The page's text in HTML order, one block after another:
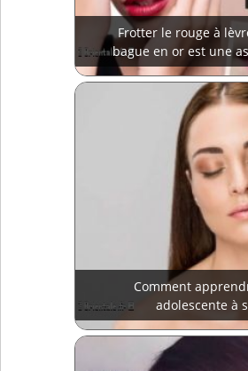
Frotter le rouge à
bague en or est une
Comment
adolescente à